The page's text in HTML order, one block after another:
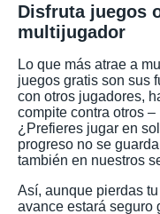
Disfruta juegos
multijugador
Lo que más atrae a
juegos gratis son sus
con otros jugadores,
compite contra otros
¿Prefieres jugar en
progreso no se
también en nuestros
Así, aunque pierdas
avance estará seguro